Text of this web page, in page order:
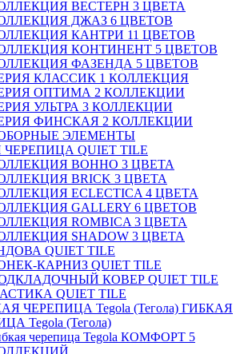
ВЕСТЕРН 3 ЦВЕТА
ДЖАЗ 6 ЦВЕТОВ
КАНТРИ 11 ЦВЕТОВ
КОНТИНЕНТ 5 ЦВЕТОВ
ФАЗЕНДА 5 ЦВЕТОВ
КЛАССИК 1 КОЛЛЕКЦИЯ
ОПТИМА 2 КОЛЛЕКЦИИ
УЛЬТРА 3 КОЛЛЕКЦИИ
ФИНСКАЯ 2 КОЛЛЕКЦИИ
ЭЛЕМЕНТЫ
QUIET TILE
BOHHO 3 ЦВЕТА
BRICK 3 ЦВЕТА
ECLECTICA 4 ЦВЕТА
GALLERY 6 ЦВЕТОВ
ROMBICA 3 ЦВЕТА
SHADOW 3 ЦВЕТА
QUIET TILE
КАРНИЗ QUIET TILE
КОВЕР QUIET TILE
QUIET TILE
ГИБКАЯ
Tegola (Тегола)
черепица Tegola КОМФОРТ 5